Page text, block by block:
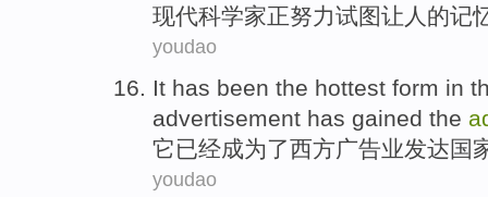
现代科学家正努力试图让 人 的记
youdao
It has been the hottest form in
advertisement has gained the
它已经成为了西方广告业发达国
youdao